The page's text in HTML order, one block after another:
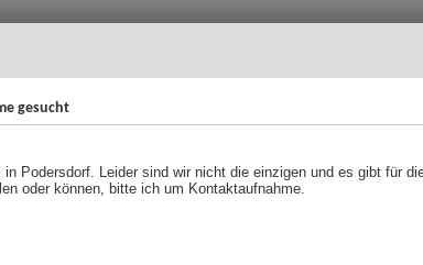
gesucht
Podersdorf. Leider sind wir nicht die einzigen und es gibt für
oder können, bitte ich um Kontaktaufnahme.